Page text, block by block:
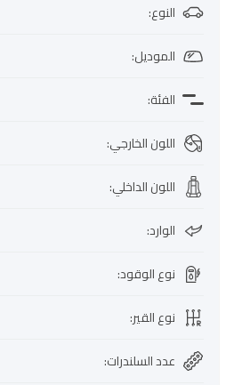
النوع:
الموديل:
الفئة:
اللون الخارجي:
اللون الداخلي:
الوارد:
نوع الوقود:
نوع القير:
عدد السلندرات: